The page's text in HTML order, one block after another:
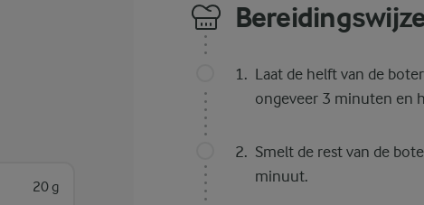
20 g
Laat de helft van de
ongeveer 3 minuten en
Smelt de rest van de
minuut.